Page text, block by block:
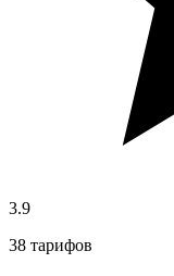
3.9
38 тарифов